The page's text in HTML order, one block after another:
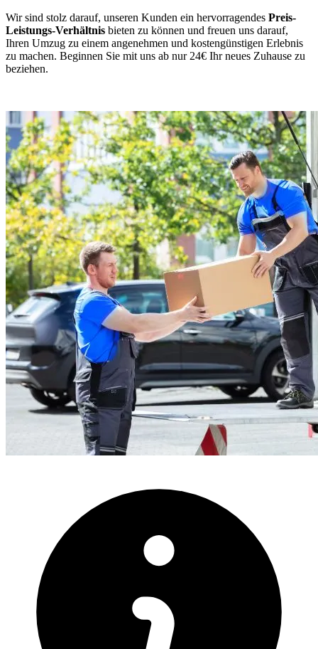
Wir sind stolz darauf, unseren Kunden ein hervorragendes Preis-
Leistungs-Verhältnis bieten zu können und freuen uns darauf,
Ihren Umzug zu einem angenehmen und kostengünstigen Erlebnis
zu machen. Beginnen Sie mit uns ab nur 24€ Ihr neues Zuhause zu
beziehen.